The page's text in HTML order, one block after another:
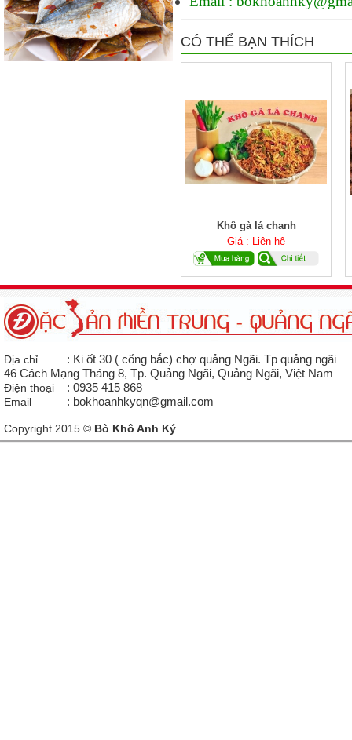
CÓ THỂ BẠN THÍCH
Khô gà lá chanh
Giá : Liên hệ
Địa chỉ
: Ki ốt 30 ( cổng bắc) chợ quảng Ngãi. Tp quảng ngãi
46 Cách Mạng Tháng 8, Tp. Quảng Ngãi, Quảng Ngãi, Việt Nam
Điện thoại
: 0935 415 868
Email
: bokhoanhkyqn@gmail.com
Copyright 2015 © Bò Khô Anh Ký